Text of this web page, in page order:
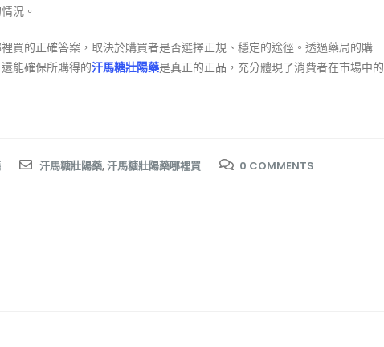
況。
買的正確答案，取決於購買者是否選擇正規、穩定的途徑。透過藥局的購
能確保所購得的汗馬糖壯陽藥是真正的正品，充分體現了消費者在市場中的
汗馬糖壯陽藥,汗馬糖壯陽藥哪裡買
0 COMMENTS